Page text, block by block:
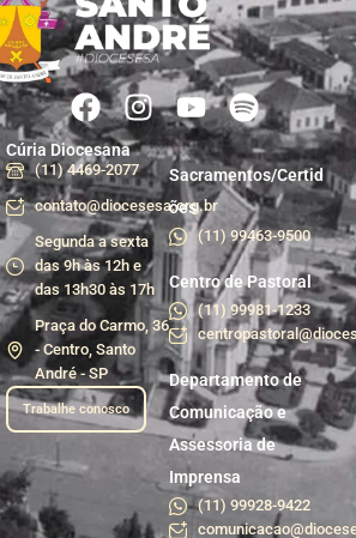
Cúria Diocesana
(11) 4469-2077
contato@diocesesa.org.br
Segunda a sexta
das 9h às 12h e
das 13h30 às 17h
Praça do Carmo, 36
- Centro, Santo
André - SP
Trabalhe conosco
Sacramentos/Certid
ões
(11) 99463-9500
Centro de Pastoral
(11) 99981-1233
Departamento de
Comunicação e
Assessoria de
Imprensa
(11) 99928-9422